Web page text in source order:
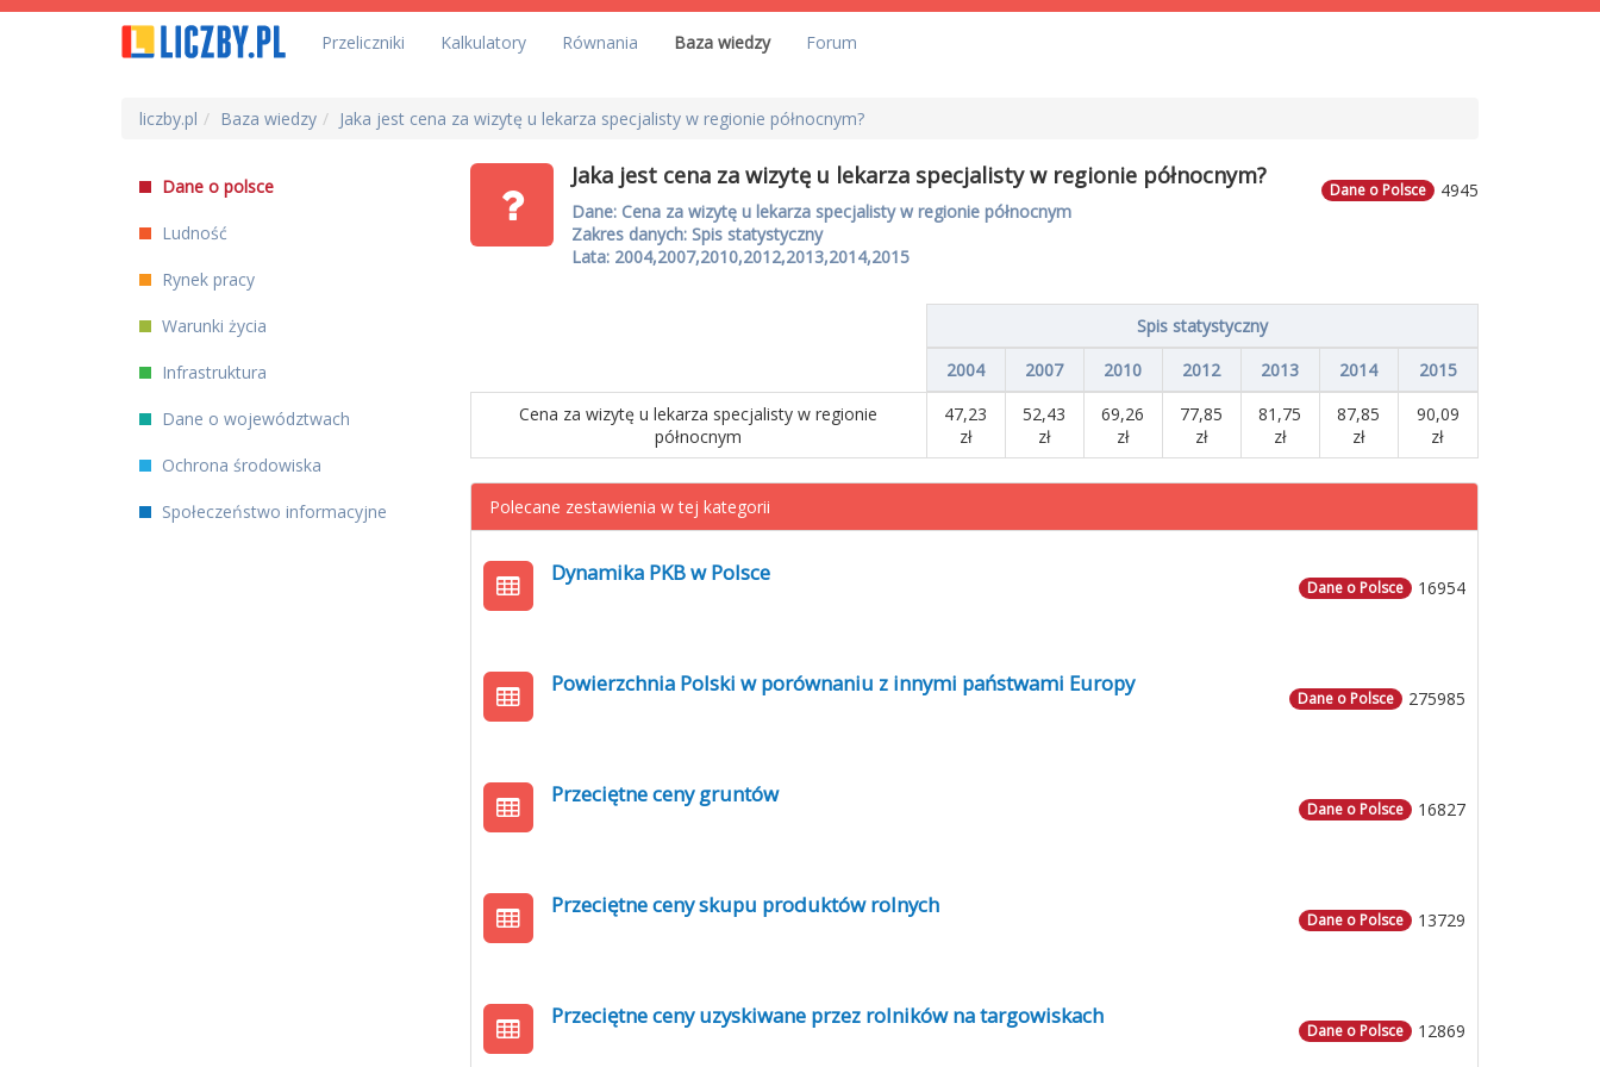
Przeliczniki Kalkulatory Równania Baza wiedzy Forum
liczby.pl Baza wiedzy Jaka jest cena za wizytę u lekarza specjalisty w regionie północnym?
Dane o polsce
Ludność
Rynek pracy
Warunki życia
Infrastruktura
Dane o województwach
Ochrona środowiska
Społeczeństwo informacyjne
4945
Dane o Polsce
Jaka jest cena za wizytę u lekarza specjalisty w regionie północnym?
Dane: Cena za wizytę u lekarza specjalisty w regionie północnym
Zakres danych: Spis statystyczny
Lata: 2004,2007,2010,2012,2013,2014,2015
Spis statystyczny
2004
2007 2010 2012 2013 2014
2015
Cena za wizytę u lekarza specjalisty w regionie
północnym
47,23
zł
52,43
zł
69,26
zł
77,85
zł
81,75
zł
87,85
zł
90,09
zł
Polecane zestawienia w tej kategorii
16954
Dane o Polsce
Dynamika PKB w Polsce
275985
Dane o Polsce
Powierzchnia Polski w porównaniu z innymi państwami Europy
16827
Dane o Polsce
Przeciętne ceny gruntów
13729
Dane o Polsce
Przeciętne ceny skupu produktów rolnych
12869
Dane o Polsce
Przeciętne ceny uzyskiwane przez rolników na targowiskach